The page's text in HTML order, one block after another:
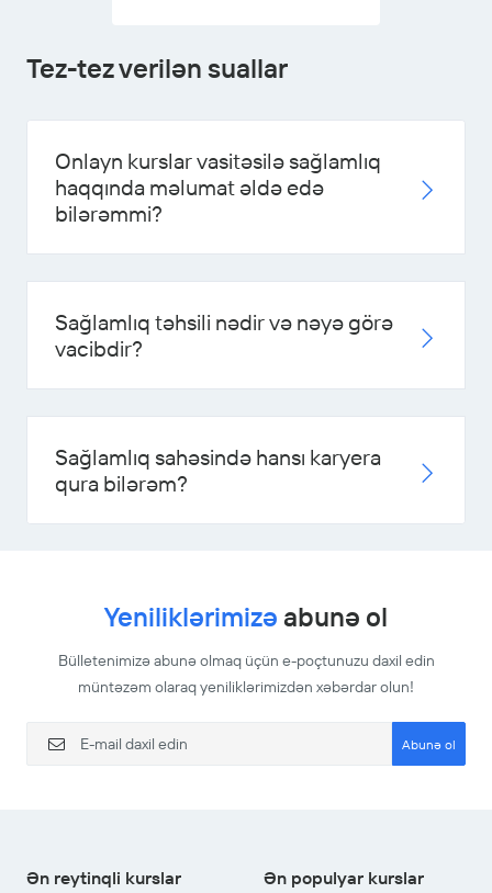
Tez-tez verilən suallar
Onlayn kurslar vasitəsilə sağlamlıq
haqqında məlumat əldə edə
bilərəmmi?
Sağlamlıq təhsili nədir və nəyə görə
vacibdir?
Sağlamlıq sahəsində hansı karyera
qura bilərəm?
Yeniliklərimizə abunə ol
Bülletenimizə abunə olmaq üçün e-poçtunuzu daxil edin
müntəzəm olaraq yeniliklərimizdən xəbərdar olun!
Abunə ol
Ən reytinqli kurslar Ən populyar kurslar